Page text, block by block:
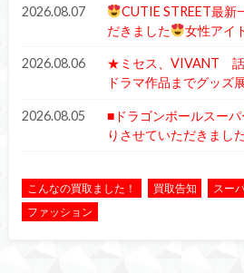
2026.08.07
CUTIE STREET最新
だきました
女性アイ
2026.08.06
★ミセス、VIVANT 話
ドラマ作品までグッズ
2026.08.05
■ドラゴンボールスー
りさせていただきまし
こんなの買取ました！ 買取告知
スー
ファッション